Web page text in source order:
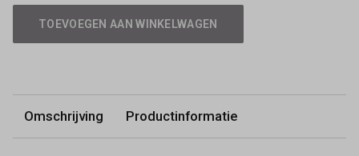
TOEVOEGEN AAN WINKELWAGEN
Omschrijving Productinformatie